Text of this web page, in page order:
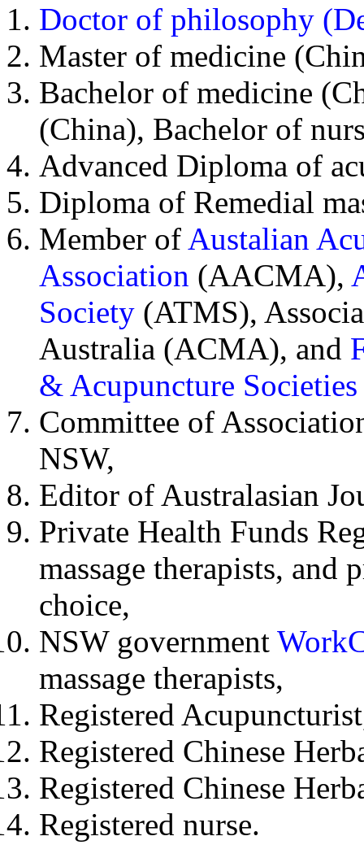
Doctor of philosophy
Master of medicine
Bachelor of medicine
(China), Bachelor of
Advanced Diploma of
Diploma of Remedial
Member of Austalian
Association (AACMA),
Society (ATMS),
Australia (ACMA), and
& Acupuncture
Committee of
NSW,
Editor of Australasian
Private Health Funds
massage therapists, and
choice,
NSW government
massage therapists,
Registered
Registered Chinese
Registered Chinese
Registered nurse.